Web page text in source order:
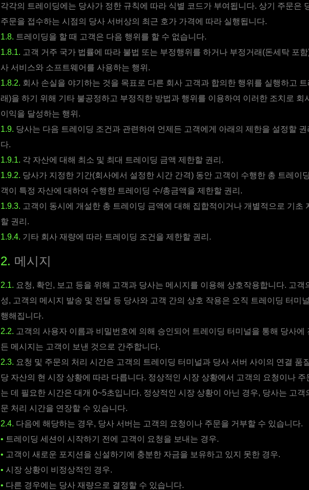
각각의 트레이딩에는 당사가 정한 규칙에 따라 식별 코드가 부여됩니다. 상기 주문은
주문을 접수하는 시점의 당사 서버상의 최근 호가 가격에 따라 실행됩니다.
1.8. 트레이딩을 할 때 고객은 다음 행위를 할 수 없습니다.
1.8.1. 고객 거주 국가 법률에 따라 불법 또는 부정행위를 하거나 부정거래(돈세탁 포함
사 서비스와 소프트웨어를 사용하는 행위.
1.8.2. 회사 손실을 야기하는 것을 목표로 다른 회사 고객과 합의한 행위를 실행하고 트
래)을 하기 위해 기타 불공정하고 부정직한 방법과 행위를 이용하여 이러한 조치로 회
이익을 달성하는 행위.
1.9. 당사는 다음 트레이딩 조건과 관련하여 언제든 고객에게 아래의 제한을 설정할 권
다.
1.9.1. 각 자산에 대해 최소 및 최대 트레이딩 금액 제한할 권리.
1.9.2. 당사가 지정한 기간(회사에서 설정한 시간 간격) 동안 고객이 수행한 총 트레이
객이 특정 자산에 대하여 수행한 트레이딩 수/총금액을 제한할 권리.
1.9.3. 고객이 동시에 개설한 총 트레이딩 금액에 대해 집합적이거나 개별적으로 기초
할 권리.
1.9.4. 기타 회사 재량에 따라 트레이딩 조건을 제한할 권리.
2. 메시지
2.1. 요청, 확인, 보고 등을 위해 고객과 당사는 메시지를 이용해 상호작용합니다. 고객
성, 고객의 메시지 발송 및 전달 등 당사와 고객 간의 상호 작용은 오직 트레이딩 터미
행해집니다.
2.2. 고객의 사용자 이름과 비밀번호에 의해 승인되어 트레이딩 터미널을 통해 당사에
든 메시지는 고객이 보낸 것으로 간주합니다.
2.3. 요청 및 주문의 처리 시간은 고객의 트레이딩 터미널과 당사 서버 사이의 연결 품
당 자산의 현 시장 상황에 따라 다릅니다. 정상적인 시장 상황에서 고객의 요청이나 주
는 데 필요한 시간은 대개 0~5초입니다. 정상적인 시장 상황이 아닌 경우, 당사는 고객
문 처리 시간을 연장할 수 있습니다.
2.4. 다음에 해당하는 경우, 당사 서버는 고객의 요청이나 주문을 거부할 수 있습니다.
• 트레이딩 세션이 시작하기 전에 고객이 요청을 보내는 경우.
• 고객이 새로운 포지션을 신설하기에 충분한 자금을 보유하고 있지 못한 경우.
• 시장 상황이 비정상적인 경우.
• 다른 경우에는 당사 재량으로 결정할 수 있습니다.